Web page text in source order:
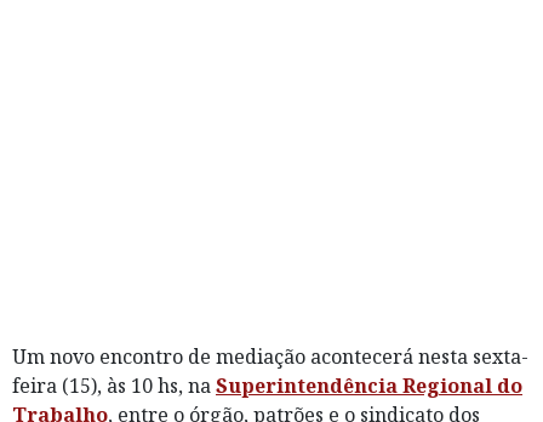
Um novo encontro de mediação acontecerá nesta sexta-
feira (15), às 10 hs, naSuperintendência Regional do
Trabalho, entre o órgão, patrões e o sindicato dos